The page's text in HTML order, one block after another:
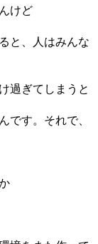
けど
と、人はみんな
過ぎてしまうと
です。それで、